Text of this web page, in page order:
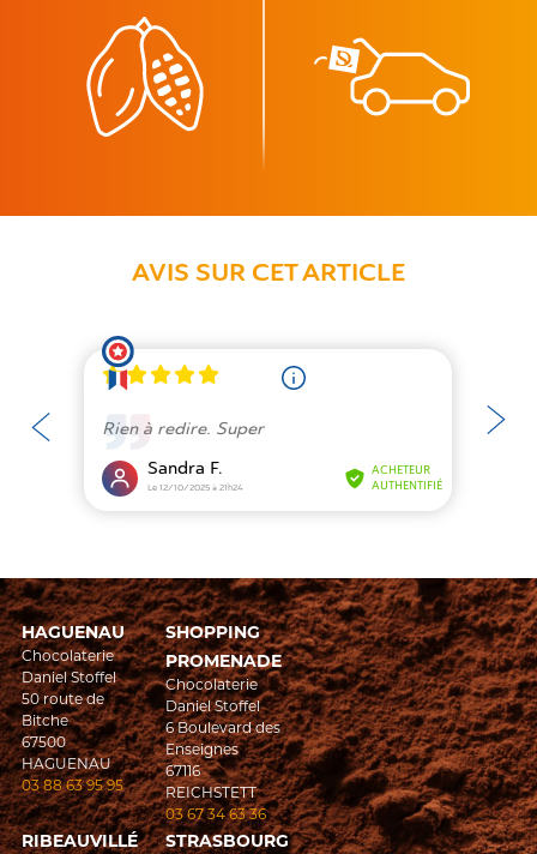
AVIS SUR CET ARTICLE
Rien à redire. Super
Sandra F.
Le 12/10/2025 à 21h24
ACHETEUR
AUTHENTIFIÉ
HAGUENAU
Chocolaterie
Daniel Stoffel
50 route de
Bitche
67500
HAGUENAU
03 88 63 95 95
SHOPPING
PROMENADE
Chocolaterie
Daniel Stoffel
6 Boulevard des
Enseignes
67116
REICHSTETT
03 67 34 63 36
RIBEAUVILLÉ STRASBOURG